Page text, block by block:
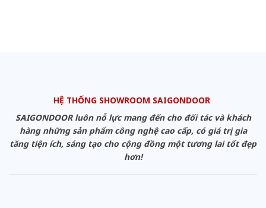
HỆ THỐNG SHOWROOM SAIGONDOOR
SAIGONDOOR luôn nỗ lực mang đến cho đối tác và khách
hàng những sản phẩm công nghệ cao cấp, có giá trị gia
tăng tiện ích, sáng tạo cho cộng đồng một tương lai tốt đẹp
hơn!